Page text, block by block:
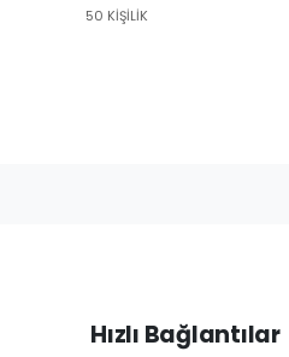
50 KİŞİLİK
Hızlı Bağlantılar